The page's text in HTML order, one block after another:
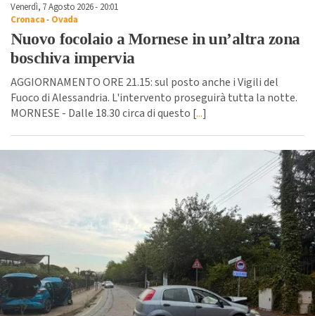
Venerdì, 7 Agosto 2026 - 20:01
Cronaca- Ovada
Nuovo focolaio a Mornese in un’altra zona
boschiva impervia
AGGIORNAMENTO ORE 21.15: sul posto anche i Vigili del
Fuoco di Alessandria. L'intervento proseguirà tutta la notte.
MORNESE - Dalle 18.30 circa di questo [...]